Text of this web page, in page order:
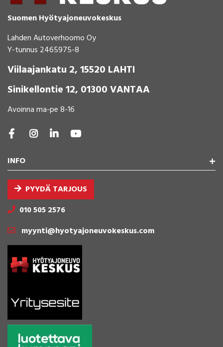
Suomen Hyötyajoneuvokeskus
Lahden Autoverhoomo Oy
Y-tunnus 2465975-8
Viilaajankatu 2, 15520 LAHTI
Sinikellontie 12, 01300 VANTAA
Avoinna ma-pe 8-16
INFO
PYYDÄ TARJOUS
010 505 2576
myynti@hyotyajoneuvokeskus.com